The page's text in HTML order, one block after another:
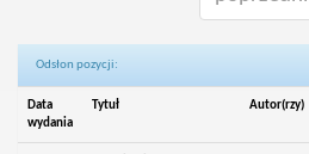
Odsłon pozycji:
Data
wydania
Tytuł Autor(rzy)